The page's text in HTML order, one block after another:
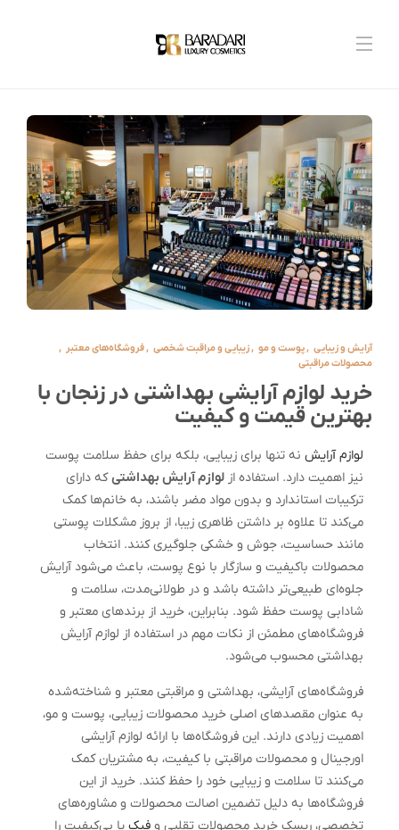
آرایش و زیبایی ,پوست و مو ,زیبایی و مراقبت شخصی ,فروشگاه‌های معتبر ,
محصولات مراقبتی
خرید لوازم آرایشی بهداشتی در زنجان با
بهترین قیمت و کیفیت
لوازم آرایش نه تنها برای زیبایی، بلکه برای حفظ سلامت پوست
نیز اهمیت دارد. استفاده از لوازم آرایش بهداشتیکه دارای
ترکیبات استاندارد و بدون مواد مضر باشند، به خانم‌ها کمک
می‌کند تا علاوه بر داشتن ظاهری زیبا، از بروز مشکلات پوستی
مانند حساسیت، جوش و خشکی جلوگیری کنند. انتخاب
محصولات باکیفیت و سازگار با نوع پوست، باعث می‌شود آرایش
جلوه‌ای طبیعی‌تر داشته باشد و در طولانی‌مدت، سلامت و
شادابی پوست حفظ شود. بنابراین، خرید از برندهای معتبر و
فروشگاه‌های مطمئن از نکات مهم در استفاده از لوازم آرایش
بهداشتی محسوب می‌شود.
فروشگاه‌های آرایشی، بهداشتی و مراقبتی معتبر و شناخته‌شده
به عنوان مقصدهای اصلی خرید محصولات زیبایی، پوست و مو،
اهمیت زیادی دارند. این فروشگاه‌ها با ارائه لوازم آرایشی
اورجینال و محصولات مراقبتی با کیفیت، به مشتریان کمک
می‌کنند تا سلامت و زیبایی خود را حفظ کنند. خرید از این
فروشگاه‌ها به دلیل تضمین اصالت محصولات و مشاوره‌های
تخصصی، ریسک خرید محصولات تقلبی و فیک یا بی‌کیفیت را